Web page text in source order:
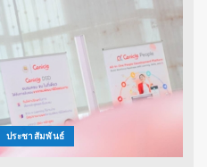
ประชาสัมพันธ์